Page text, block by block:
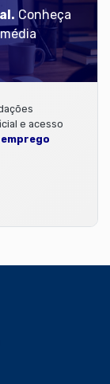
Conheça
e acesso